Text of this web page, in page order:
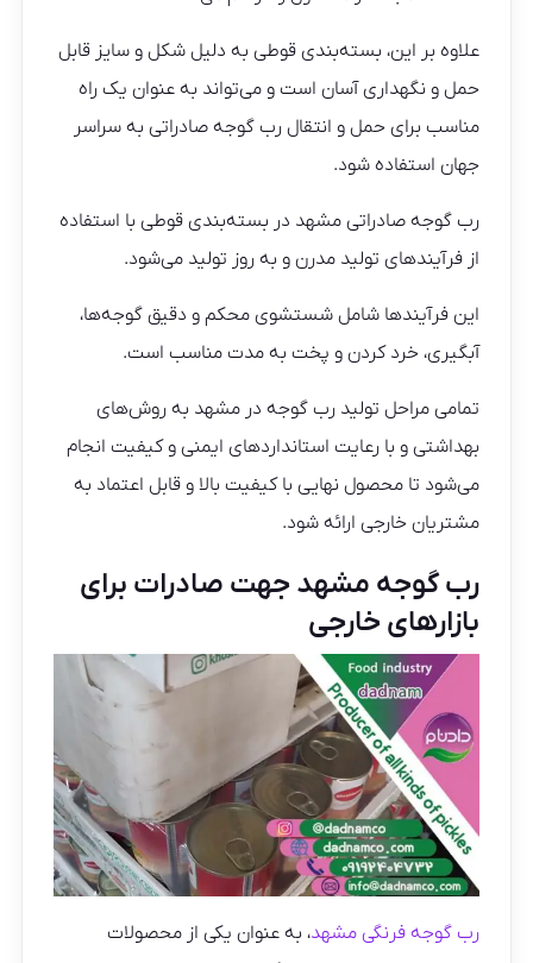
علاوه بر این، بسته‌بندی قوطی به دلیل شکل و سایز قابل
حمل و نگهداری آسان است و می‌تواند به عنوان یک راه
مناسب برای حمل و انتقال رب گوجه صادراتی به سراسر
جهان استفاده شود.
رب گوجه صادراتی مشهد در بسته‌بندی قوطی با استفاده
از فرآیندهای تولید مدرن و به روز تولید می‌شود.
این فرآیندها شامل شستشوی محکم و دقیق گوجه‌ها،
آبگیری، خرد کردن و پخت به مدت مناسب است.
تمامی مراحل تولید رب گوجه در مشهد به روش‌های
بهداشتی و با رعایت استانداردهای ایمنی و کیفیت انجام
می‌شود تا محصول نهایی با کیفیت بالا و قابل اعتماد به
مشتریان خارجی ارائه شود.
رب گوجه مشهد جهت صادرات برای
بازارهای خارجی
رب گوجه فرنگی مشهد، به عنوان یکی از محصولات